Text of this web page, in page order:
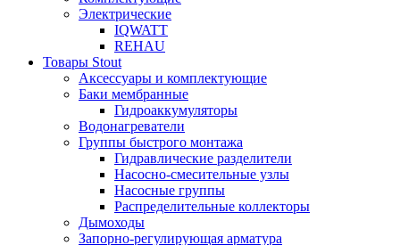
Электрические
IQWATT
REHAU
Товары Stout
Аксессуары и комплектующие
Баки мембранные
Гидроаккумуляторы
Водонагреватели
Группы быстрого монтажа
Гидравлические разделители
Насосно-смесительные узлы
Насосные группы
Распределительные коллекторы
Дымоходы
Запорно-регулирующая арматура